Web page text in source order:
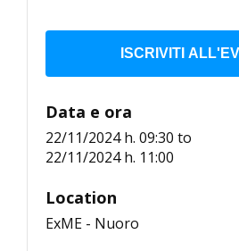
ISCRIVITI
Data e ora
22/11/2024 h. 09:30 to
22/11/2024 h. 11:00
Location
ExME - Nuoro